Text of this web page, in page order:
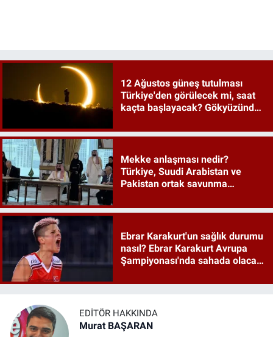
12 Ağustos güneş tutulması
Türkiye'den görülecek mi, saat
kaçta başlayacak? Gökyüzünde
Mekke anlaşması nedir?
Türkiye, Suudi Arabistan ve
Pakistan ortak savunma
Ebrar Karakurt'un sağlık durumu
nasıl? Ebrar Karakurt Avrupa
Şampiyonası'nda sahada olacak
EDITÖR HAKKINDA
Murat BAŞARAN